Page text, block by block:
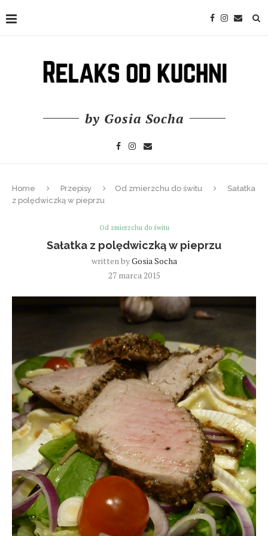
by Gosia Socha
Home Przepisy Od zmierzchu do świtu
Sałatka
z polędwiczką w pieprzu
Od zmierzchu do świtu
Sałatka z polędwiczką w pieprzu
written byGosia Socha
27 marca 2015